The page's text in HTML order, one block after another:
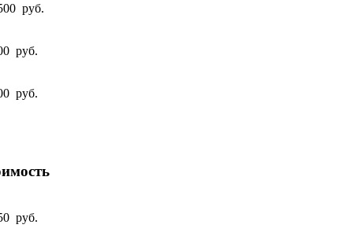
руб.
руб.
руб.
руб.